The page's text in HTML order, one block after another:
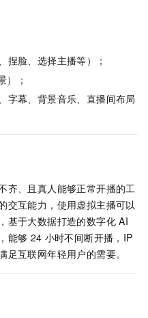
捏脸、选择主播等）；
）；
字幕、背景音乐、直播间布局
齐、且真人能够正常开播的工
交互能力，使用虚拟主播可以
基于大数据打造的数字化 AI
能够 24 小时不间断开播，IP
互联网年轻用户的需要。